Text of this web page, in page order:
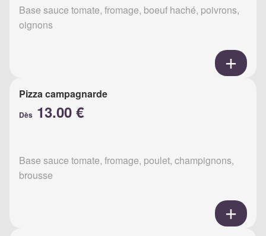
Base sauce tomate, fromage, boeuf haché, poivrons,
oignons
Pizza campagnarde
Dès 13.00 €
Base sauce tomate, fromage, poulet, champignons,
brousse